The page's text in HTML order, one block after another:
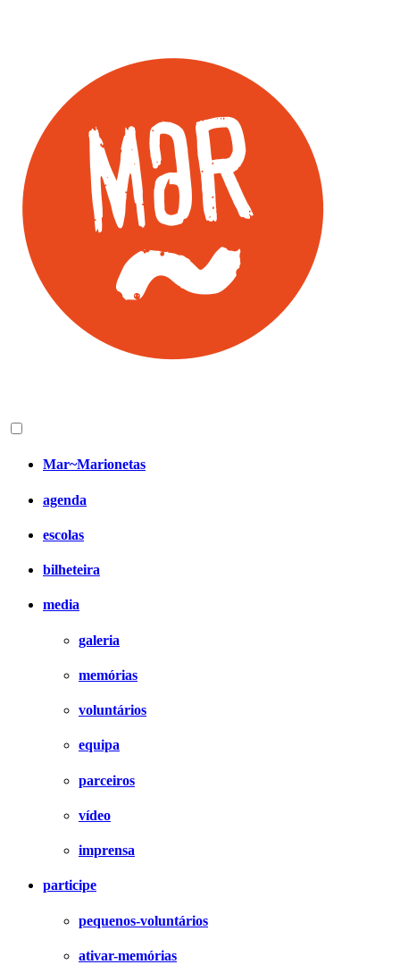
Mar~Marionetas
agenda
escolas
bilheteira
media
galeria
memórias
voluntários
equipa
parceiros
vídeo
imprensa
participe
pequenos-voluntários
ativar-memórias